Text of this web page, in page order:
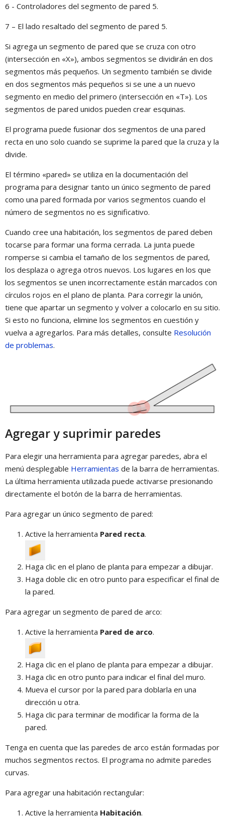
6 - Controladores del segmento de pared 5.
7 – El lado resaltado del segmento de pared 5.
Si agrega un segmento de pared que se cruza con otro
(intersección en «X»), ambos segmentos se dividirán en dos
segmentos más pequeños. Un segmento también se divide
en dos segmentos más pequeños si se une a un nuevo
segmento en medio del primero (intersección en «T»). Los
segmentos de pared unidos pueden crear esquinas.
El programa puede fusionar dos segmentos de una pared
recta en uno solo cuando se suprime la pared que la cruza y la
divide.
El término «pared» se utiliza en la documentación del
programa para designar tanto un único segmento de pared
como una pared formada por varios segmentos cuando el
número de segmentos no es significativo.
Cuando cree una habitación, los segmentos de pared deben
tocarse para formar una forma cerrada. La junta puede
romperse si cambia el tamaño de los segmentos de pared,
los desplaza o agrega otros nuevos. Los lugares en los que
los segmentos se unen incorrectamente están marcados con
círculos rojos en el plano de planta. Para corregir la unión,
tiene que apartar un segmento y volver a colocarlo en su sitio.
Si esto no funciona, elimine los segmentos en cuestión y
vuelva a agregarlos. Para más detalles, consulte Resolución
de problemas.
Agregar y suprimir paredes
Para elegir una herramienta para agregar paredes, abra el
menú desplegable Herramientas de la barra de herramientas.
La última herramienta utilizada puede activarse presionando
directamente el botón de la barra de herramientas.
Para agregar un único segmento de pared:
Active la herramienta Pared recta.
Haga clic en el plano de planta para empezar a dibujar.
Haga doble clic en otro punto para especificar el final de
la pared.
Para agregar un segmento de pared de arco:
Active la herramienta Pared de arco.
Haga clic en el plano de planta para empezar a dibujar.
Haga clic en otro punto para indicar el final del muro.
Mueva el cursor por la pared para doblarla en una
dirección u otra.
Haga clic para terminar de modificar la forma de la
pared.
Tenga en cuenta que las paredes de arco están formadas por
muchos segmentos rectos. El programa no admite paredes
curvas.
Para agregar una habitación rectangular:
Active la herramienta Habitación.